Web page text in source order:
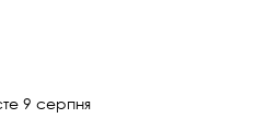
9 серпня